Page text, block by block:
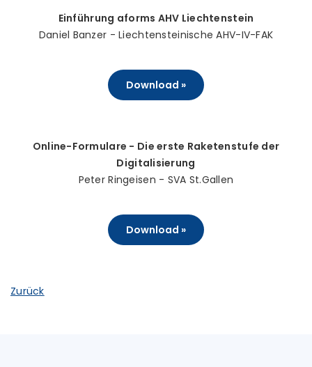
Einführung aforms AHV Liechtenstein
Daniel Banzer - Liechtensteinische AHV-IV-FAK
Download »
Online-Formulare - Die erste Raketenstufe der
Digitalisierung
Peter Ringeisen - SVA St.Gallen
Download »
Zurück